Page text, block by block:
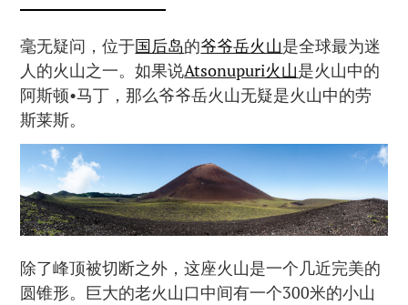
毫无疑问，位于国后岛的爷爷岳火山是全球最为迷
人的火山之一。如果说Atsonupuri火山是火山中的
阿斯顿•马丁，那么爷爷岳火山无疑是火山中的劳
斯莱斯。
除了峰顶被切断之外，这座火山是一个几近完美的
圆锥形。巨大的老火山口中间有一个300米的小山